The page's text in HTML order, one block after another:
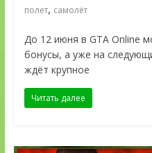
полет, самолёт
До 12 июня в GTA Online
бонусы, а уже на
ждёт крупное
Читать далее